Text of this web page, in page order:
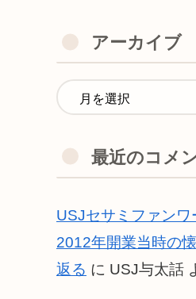
アーカイブ
最近のコメ
USJセサミファンワ
2012年開業当時の
返る に USJ与太話